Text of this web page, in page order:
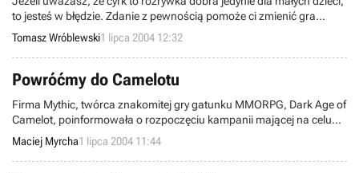
to jesteś w błędzie. Zdanie z pewnością pomoże ci zmienić gra
Shrine Circus Tycoon stworzona przez studio Reality Flux, która jest
już dostępna na zachodnich rynkach.
Tomasz Wróblewski1 lipca 2004 12:32
Powróćmy do Camelotu
Firma Mythic, twórca znakomitej gry gatunku MMORPG, Dark Age of
Camelot, poinformowała o rozpoczęciu kampanii mającej na celu
odzyskanie "synów marnotrawnych" i pozyskanie nowych graczy,
którzy jeszcze nie mieli okazji na zetknięcie się z jej dzieckiem.
Kampania ta nosi nazwę Come Back to Camelot i oferuje byłym
Maciej Myrcha1 lipca 2004 11:44